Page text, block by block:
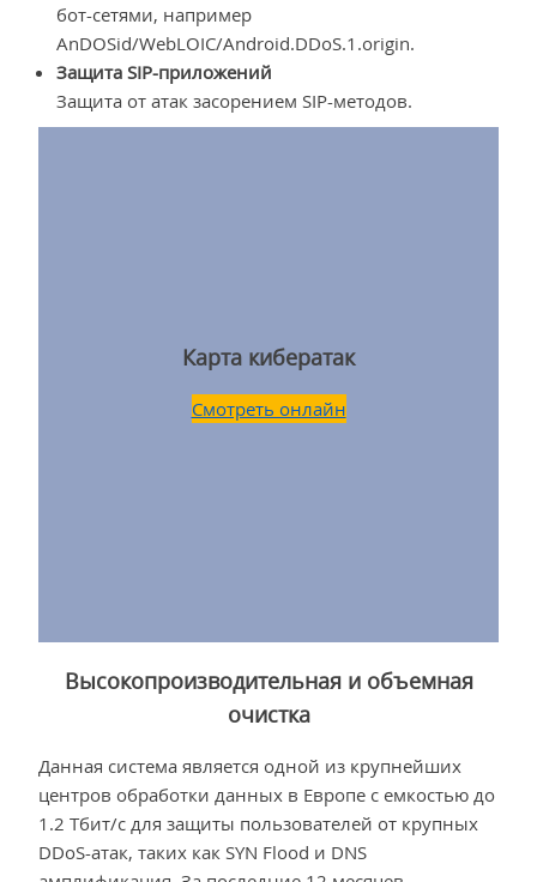
бот-сетями, например
AnDOSid/WebLOIC/Android.DDoS.1.origin.
Защита SIP-приложений
Защита от атак засорением SIP-методов.
Карта кибератак
Смотреть онлайн
Высокопроизводительная и объемная
очистка
Данная система является одной из крупнейших
центров обработки данных в Европе с емкостью до
1.2 Тбит/с для защиты пользователей от крупных
DDoS-атак, таких как SYN Flood и DNS